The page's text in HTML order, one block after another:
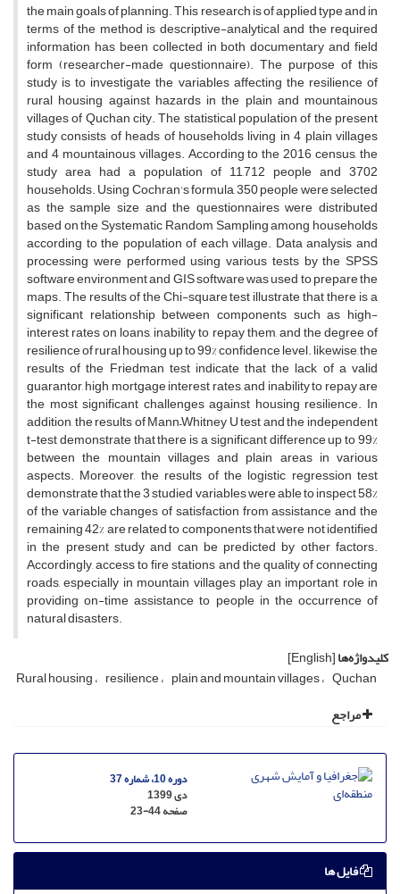
the main goals of planning. This research is of applied type and in
terms of the method is descriptive-analytical and the required
information has been collected in both documentary and field
form (researcher-made questionnaire). The purpose of this
study is to investigate the variables affecting the resilience of
rural housing against hazards in the plain and mountainous
villages of Quchan city. The statistical population of the present
study consists of heads of households living in 4 plain villages
and 4 mountainous villages. According to the 2016 census, the
study area had a population of 11,712 people and 3702
households. Using Cochran's formula, 350 people were selected
as the sample size and the questionnaires were distributed
based on the Systematic Random Sampling among households
according to the population of each village. Data analysis and
processing were performed using various tests by the SPSS
software environment and GIS software was used to prepare the
maps. The results of the Chi-square test illustrate that there is a
significant relationship between components such as high-
interest rates on loans, inability to repay them, and the degree of
resilience of rural housing up to 99% confidence level. likewise, the
results of the Friedman test indicate that the lack of a valid
guarantor, high mortgage interest rates, and inability to repay are
the most significant challenges against housing resilience. In
addition, the results of Mann–Whitney U test and the independent
t-test demonstrate that there is a significant difference up to 99%
between the mountain villages and plain areas in various
aspects. Moreover, the results of the logistic regression test
demonstrate that the 3 studied variables were able to inspect 58%
of the variable changes of satisfaction from assistance and the
remaining 42% are related to components that were not identified
in the present study and can be predicted by other factors.
Accordingly, access to fire stations and the quality of connecting
roads, especially in mountain villages play an important role in
providing on-time assistance to people in the occurrence of
natural disasters.
کلیدواژه‌ها[English]
Rural housing resilience plain and mountain villages Quchan
مراجع
دوره 10، شماره 37
دی 1399
صفحه23-44
فایل ها